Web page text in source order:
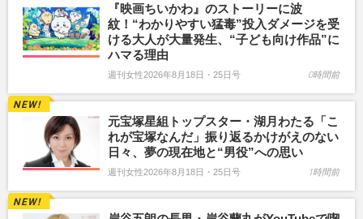
『映画ちいかわ』のストーリーに波
紋！“わかりやすい猛毒”投入ダメージを受
ける大人が大量発生、“子ども向け作品”に
ハマる理由
週刊女性2026年8月18日・25日号 0時間前
元宝塚星組トップスター・湖月わたる「こ
れが宝塚なんだ」振り返るかけがえのない
日々、夢の現在地と“男役”への思い
週刊女性2026年8月18日・25日号 1時間前